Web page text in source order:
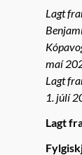
Lagt
maí
Lagt
1. júlí
Lagt